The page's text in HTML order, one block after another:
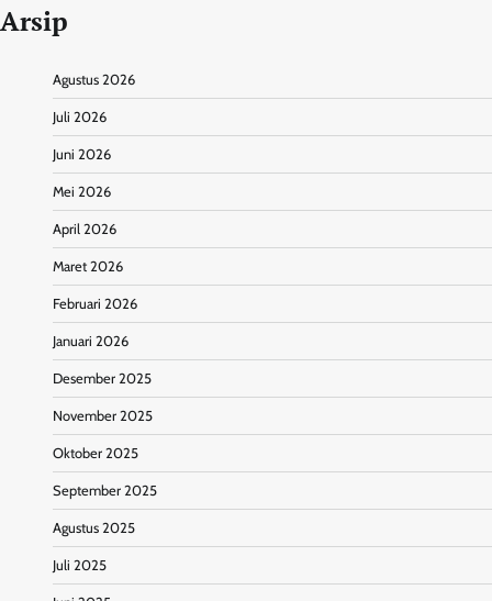
Arsip
Agustus 2026
Juli 2026
Juni 2026
Mei 2026
April 2026
Maret 2026
Februari 2026
Januari 2026
Desember 2025
November 2025
Oktober 2025
September 2025
Agustus 2025
Juli 2025